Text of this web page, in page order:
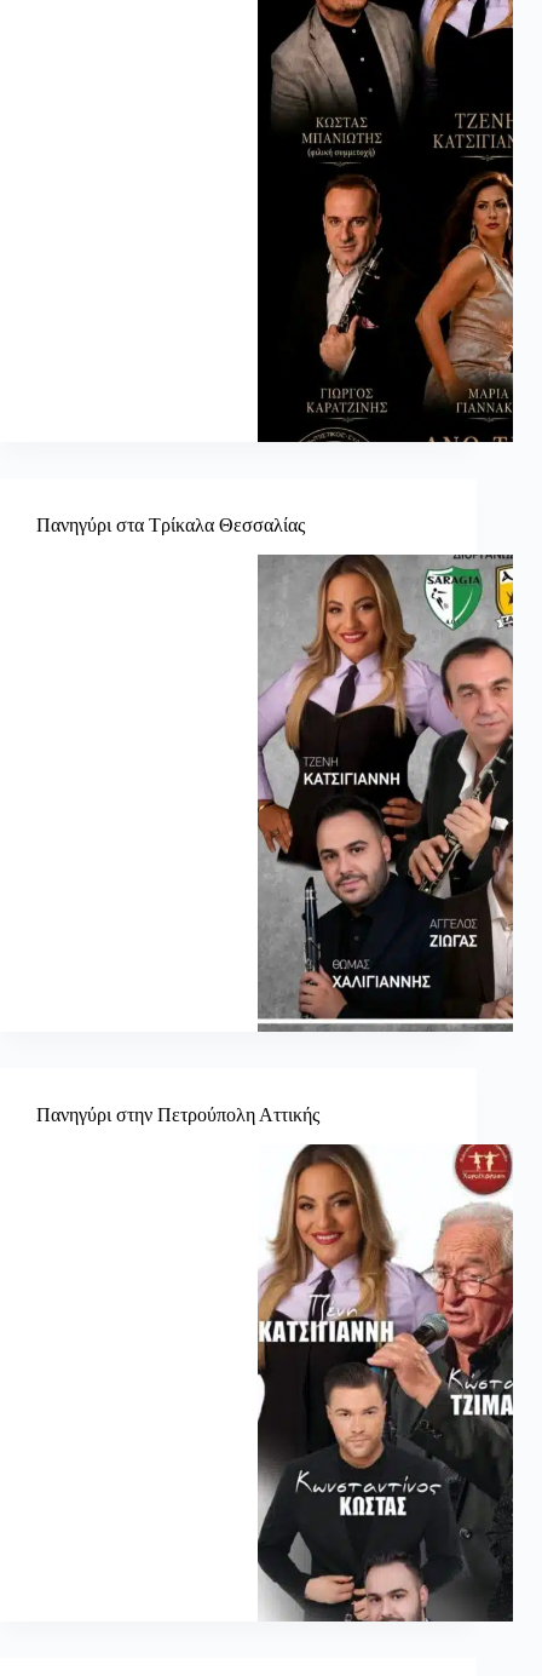
Πανηγύρι στα Τρίκαλα Θεσσαλίας
Πανηγύρι στην Πετρούπολη Αττικής